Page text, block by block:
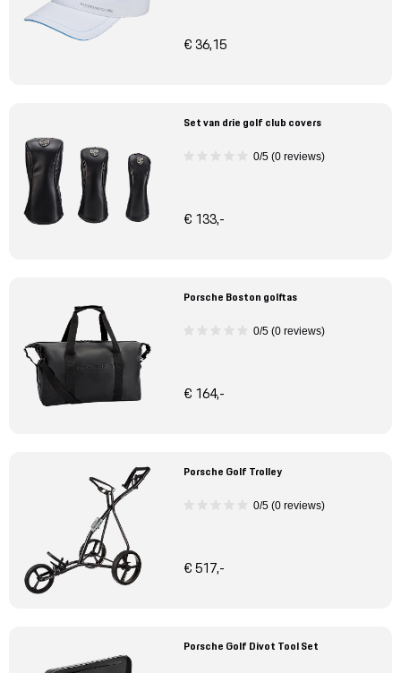
€ 36,15
Set van drie golf club covers
0/5 (0 reviews)
€ 133,-
Porsche Boston golftas
0/5 (0 reviews)
€ 164,-
Porsche Golf Trolley
0/5 (0 reviews)
€ 517,-
Porsche Golf Divot Tool Set